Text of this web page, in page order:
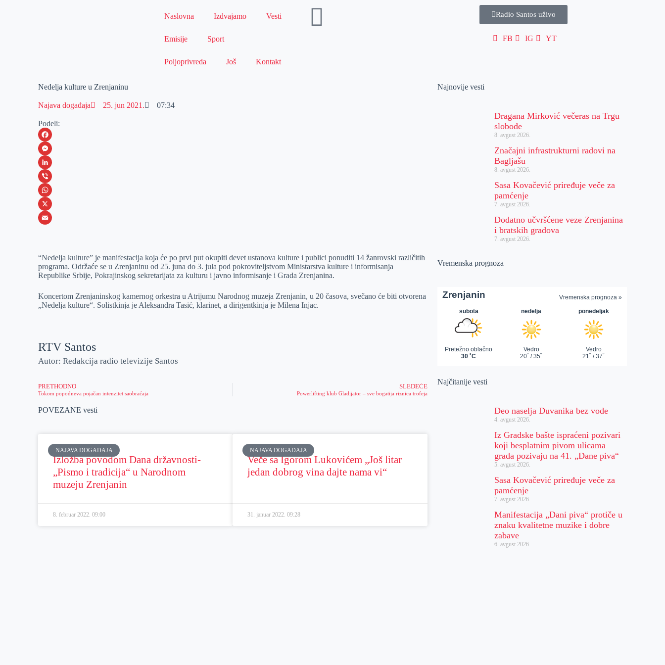
Naslovna Izdvajamo Vesti
Emisije Sport
Poljoprivreda Još Kontakt
Radio Santos uživo
FB IG YT
Nedelja kulture u Zrenjaninu
Najava događaja 25. jun 2021. 07:34
Podeli:
F
a
c
e
b
o
M
e
s
s
e
e
r
L
i
n
k
I
n
V
i
b
W
h
s
A
p
X
a
i
“Nedelja kulture” je manifestacija koja će po prvi put okupiti devet ustanova kulture i publici ponuditi 14 žanrovski različitih
programa. Održaće se u Zrenjaninu od 25. juna do 3. jula pod pokroviteljstvom Ministarstva kulture i informisanja
Republike Srbije, Pokrajinskog sekretarijata za kulturu i javno informisanje i Grada Zrenjanina.
Koncertom Zrenjaninskog kamernog orkestra u Atrijumu Narodnog muzeja Zrenjanin, u 20 časova, svečano će biti otvorena
„Nedelja kulture“. Solistkinja je Aleksandra Tasić, klarinet, a dirigentkinja je Milena Injac.
RTV Santos
Autor: Redakcija radio televizije Santos
PRETHODNO
Tokom popodneva pojačan intenzitet saobraćaja
SLEDEĆE
Powerlifting klub Gladijator – sve bogatija riznica trofeja
POVEZANE vesti
NAJAVA DOGAĐAJA
Izložba povodom Dana državnosti-
„Pismo i tradicija“ u Narodnom
muzeju Zrenjanin
8. februar 2022.09:00
NAJAVA DOGAĐAJA
Veče sa Igorom Lukovićem „Još litar
jedan dobrog vina dajte nama vi“
31. januar 2022.09:28
Najnovije vesti
Dragana Mirković večeras na Trgu
slobode
8. avgust 2026.
Značajni infrastrukturni radovi na
Bagljašu
8. avgust 2026.
Sasa Kovačević priređuje veče za
pamćenje
7. avgust 2026.
Dodatno učvršćene veze Zrenjanina
i bratskih gradova
7. avgust 2026.
Vremenska prognoza
Najčitanije vesti
Deo naselja Duvanika bez vode
4. avgust 2026.
Iz Gradske bašte ispraćeni pozivari
koji besplatnim pivom ulicama
grada pozivaju na 41. „Dane piva“
5. avgust 2026.
Sasa Kovačević priređuje veče za
pamćenje
7. avgust 2026.
Manifestacija „Dani piva“ protiče u
znaku kvalitetne muzike i dobre
zabave
6. avgust 2026.